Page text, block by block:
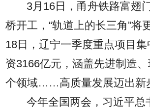
3月16日，甬舟铁路富翅
桥开工，“轨道上的长三角”将
18日，辽宁一季度重点项目
资3166亿元，涵盖先进制造
个领域……高质量发展迈出新
今年全国两会，习近平总